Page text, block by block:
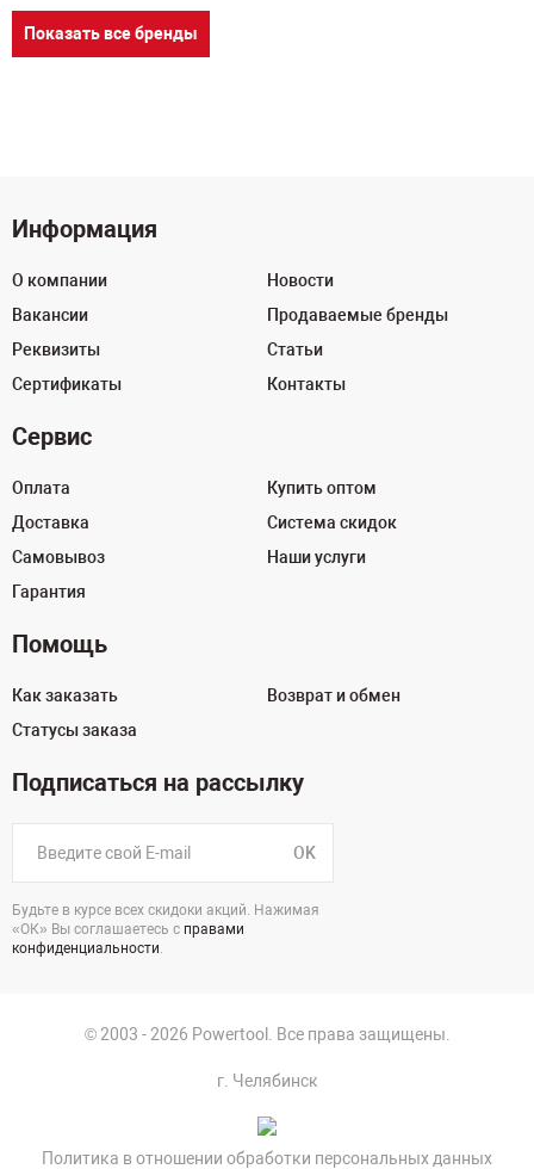
Показать все бренды
Информация
О компании
Вакансии
Реквизиты
Сертификаты
Новости
Продаваемые бренды
Статьи
Контакты
Сервис
Оплата
Доставка
Самовывоз
Гарантия
Купить оптом
Система скидок
Наши услуги
Помощь
Как заказать
Статусы заказа
Возврат и обмен
Подписаться на рассылку
OK
Будьте в курсе всех скидоки акций. Нажимая
«ОК» Вы соглашаетесь с правами
конфиденциальности.
© 2003 - 2026 Powertool. Все права защищены.
г. Челябинск
Политика в отношении обработки персональных данных